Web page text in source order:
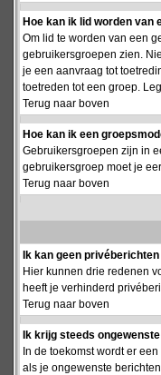
Hoe kan ik lid worden van
Om lid te worden van een
gebruikersgroepen zien.
je een aanvraag tot
toetreden tot een groep.
Terug naar boven
Hoe kan ik een
Gebruikersgroepen zijn in
gebruikersgroep moet je
Terug naar boven
Ik kan geen
Hier kunnen drie redenen
heeft je verhinderd
Terug naar boven
Ik krijg steeds
In de toekomst wordt er
als je ongewenste